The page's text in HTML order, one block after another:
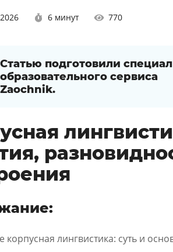
6 минут 770
Статью подготовили
образовательного сервиса
Zaochnik.
корпусная лингвистика: суть и